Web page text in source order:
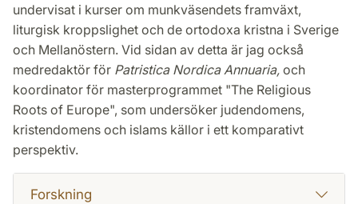
undervisat i kurser om munkväsendets framväxt,
liturgisk kroppslighet och de ortodoxa kristna i Sverige
och Mellanöstern. Vid sidan av detta är jag också
medredaktör för Patristica Nordica Annuaria, och
koordinator för masterprogrammet "The Religious
Roots of Europe", som undersöker judendomens,
kristendomens och islams källor i ett komparativt
perspektiv.
Forskning